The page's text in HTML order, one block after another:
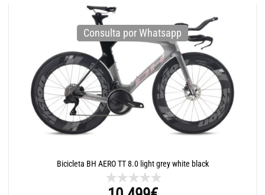
Consulta por Whatsapp
Bicicleta BH AERO TT 8.0 light grey white black